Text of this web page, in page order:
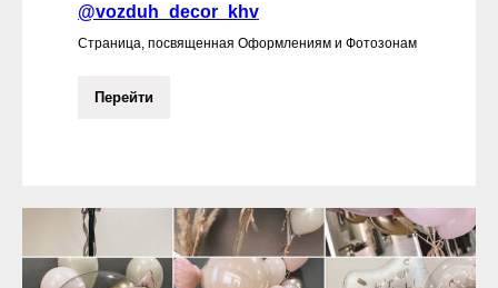
@vozduh_decor_khv
Страница, посвященная Оформлениям и Фотозонам
Перейти